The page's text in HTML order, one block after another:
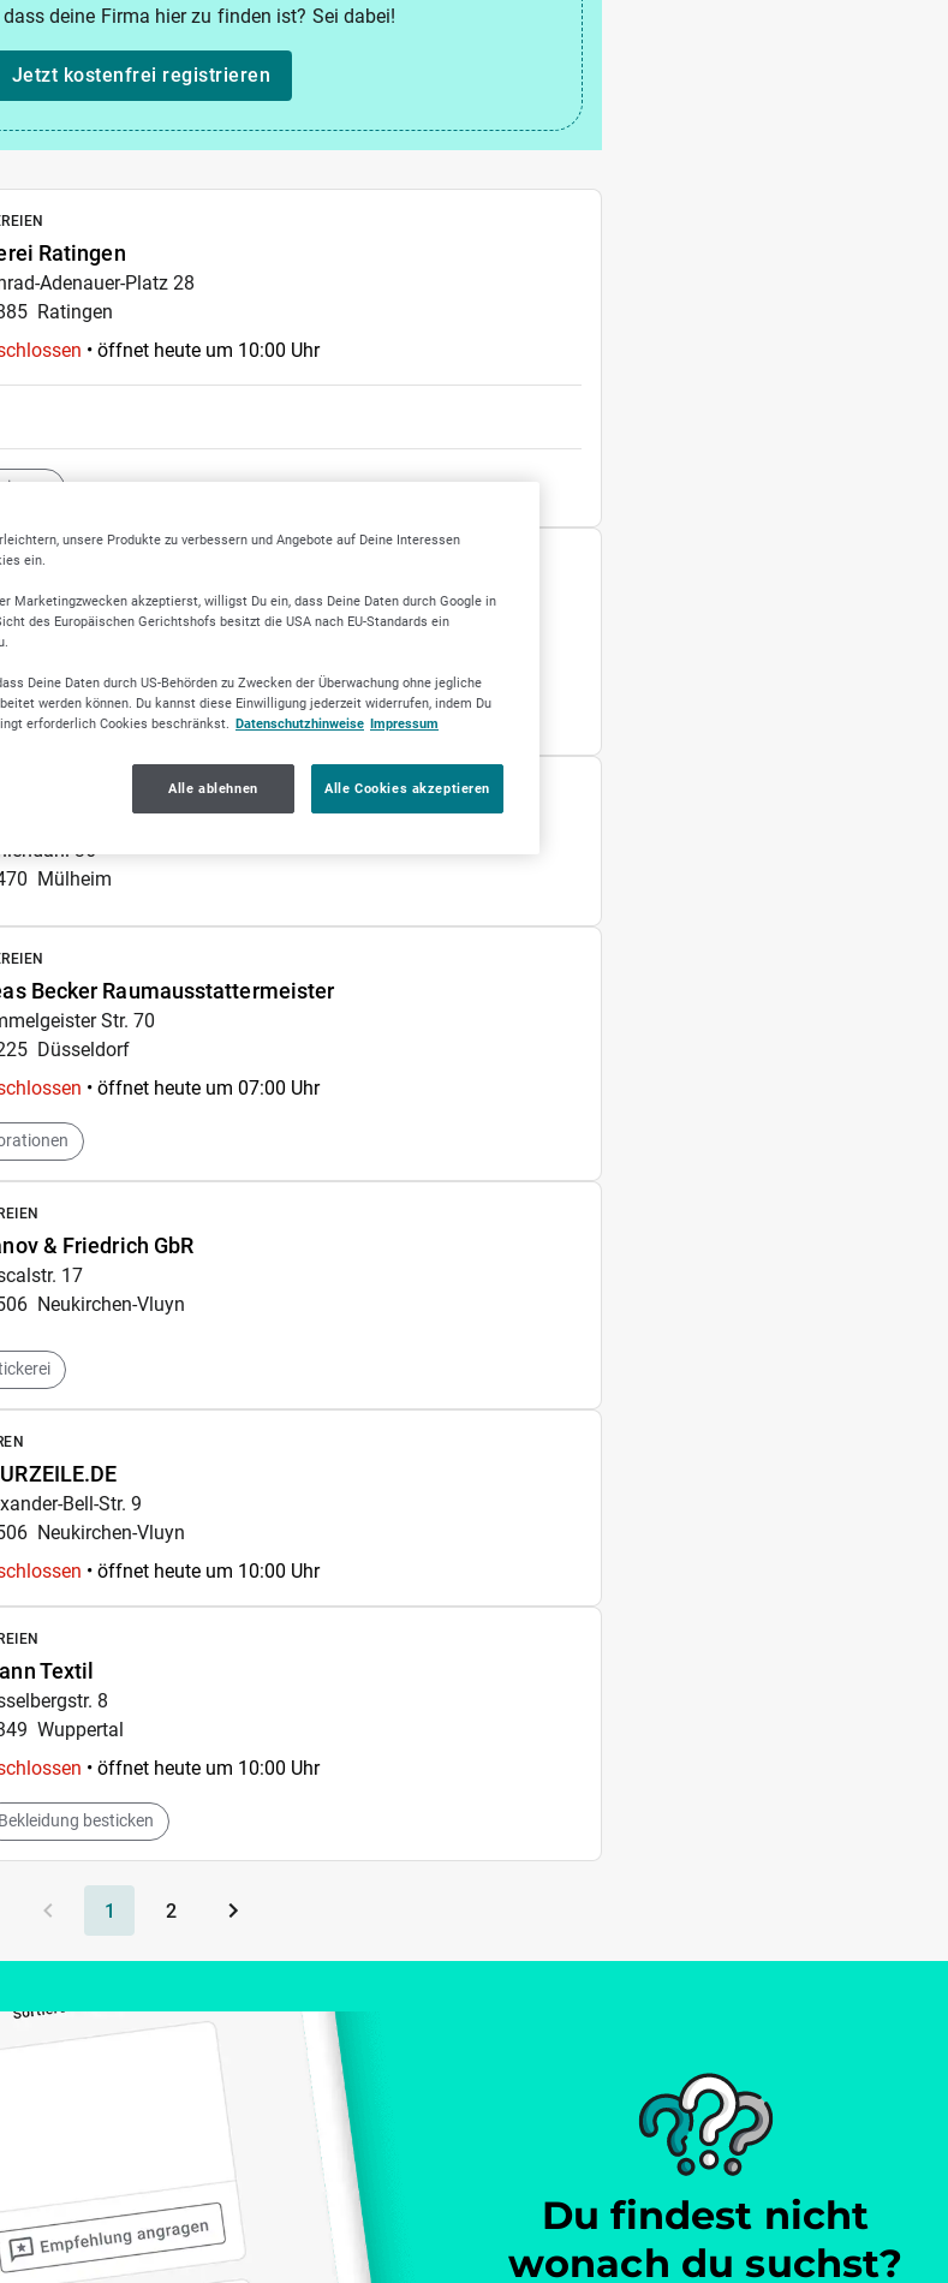
deine Firma hier zu finden ist? Sei dabei!
Jetzt kostenfrei registrieren
Ratingen
Adenauer-Platz 28
Ratingen
• öffnet heute um 10:00 Uhr
60
Meier
36
Mülheim
Becker Raumausstattermeister
Str. 70
Düsseldorf
• öffnet heute um 07:00 Uhr
& Friedrich GbR
17
Neukirchen-Vluyn
Bell-Str. 9
Neukirchen-Vluyn
• öffnet heute um 10:00 Uhr
Textil
8
Wuppertal
• öffnet heute um 10:00 Uhr
Bekleidung besticken
1 2
Du findest nicht
wonach du suchst?
unsere Produkte zu verbessern und Angebote auf Deine Interessen
ein.
Marketingzwecken akzeptierst, willigst Du ein, dass Deine Daten durch Google in
des Europäischen Gerichtshofs besitzt die USA nach EU-Standards ein
Deine Daten durch US-Behörden zu Zwecken der Überwachung ohne jegliche
werden können. Du kannst diese Einwilligung jederzeit widerrufen, indem Du
erforderlich Cookies beschränkst. Datenschutzhinweise Impressum
Alle ablehnen Alle Cookies akzeptieren